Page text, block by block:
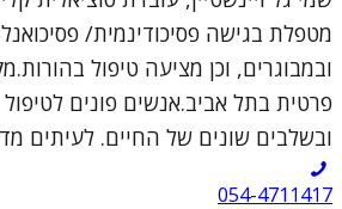
מטפלת בגישה פסיכודינמית/
ובמבוגרים, וכן מציעה טיפול
פרטית בתל אביב.אנשים פונים
ובשלבים שונים של החיים. לעיתים
054-4711417